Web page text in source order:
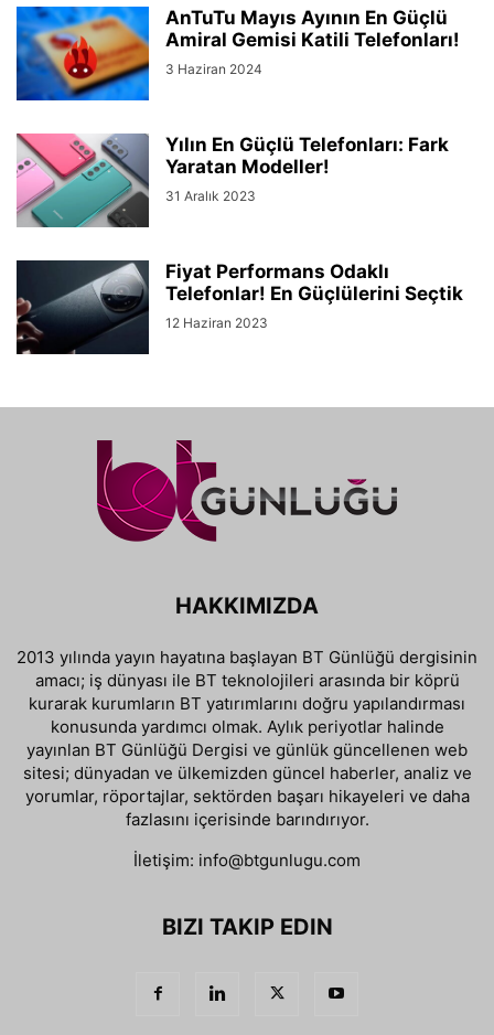
AnTuTu Mayıs Ayının En Güçlü
Amiral Gemisi Katili Telefonları!
3 Haziran 2024
Yılın En Güçlü Telefonları: Fark
Yaratan Modeller!
31 Aralık 2023
Fiyat Performans Odaklı
Telefonlar! En Güçlülerini Seçtik
12 Haziran 2023
HAKKIMIZDA
2013 yılında yayın hayatına başlayan BT Günlüğü dergisinin
amacı; iş dünyası ile BT teknolojileri arasında bir köprü
kurarak kurumların BT yatırımlarını doğru yapılandırması
konusunda yardımcı olmak. Aylık periyotlar halinde
yayınlan BT Günlüğü Dergisi ve günlük güncellenen web
sitesi; dünyadan ve ülkemizden güncel haberler, analiz ve
yorumlar, röportajlar, sektörden başarı hikayeleri ve daha
fazlasını içerisinde barındırıyor.
İletişim: info@btgunlugu.com
BIZI TAKIP EDIN